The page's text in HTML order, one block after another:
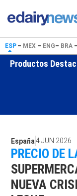
ESP– MEX – ENG– BRA –
Productos
España 4 JUN 2026
PRECIO DE
NUEVA